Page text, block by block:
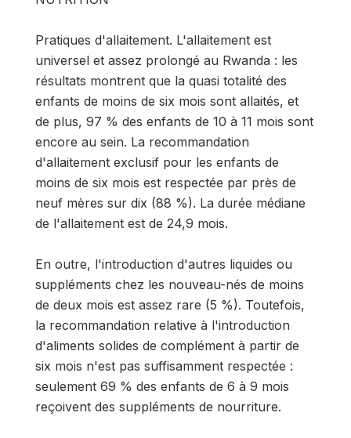
Pratiques d'allaitement. L'allaitement est
universel et assez prolongé au Rwanda : les
résultats montrent que la quasi totalité des
enfants de moins de six mois sont allaités, et
de plus, 97 % des enfants de 10 à 11 mois sont
encore au sein. La recom­mandation
d'allaitement exclusif pour les enfants de
moins de six mois est respectée par près de
neuf mères sur dix (88 %). La durée médiane
de l'allaitement est de 24,9 mois.
En outre, l'introduction d'autres liquides ou
suppléments chez les nouveau-nés de moins
de deux mois est assez rare (5 %). Toutefois,
la recom­mandation relative à l'introduction
d'aliments solides de complément à partir de
six mois n'est pas suffisamment respectée :
seulement 69 % des enfants de 6 à 9 mois
reçoivent des suppléments de nourriture.